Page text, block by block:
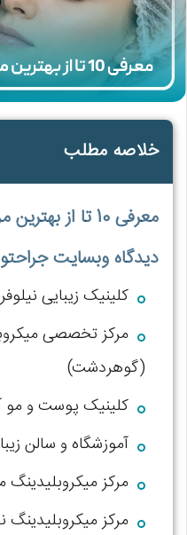
خلاصه مطلب
معرفی 10 تا از
دیدگاه وبسایت
کلینیک زیبایی
مرکز تخصصی
(گوهردشت)
کلینیک پوست و مو
آموزشگاه و سالن
مرکز
مرکز